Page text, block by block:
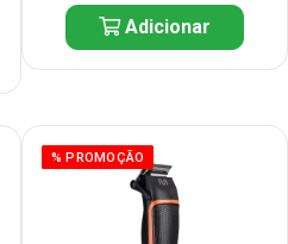
Adicionar
% PROMOÇÃO